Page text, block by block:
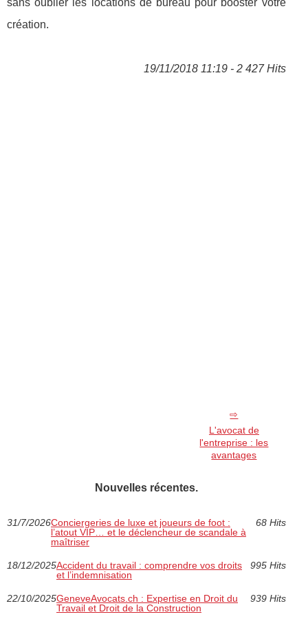
création.
19/11/2018 11:19 - 2 427 Hits
L'avocat de
l'entreprise : les
avantages
Nouvelles récentes.
31/7/2026Conciergeries de luxe et joueurs de foot :
l’atout VIP… et le déclencheur de scandale à
maîtriser
68 Hits
18/12/2025Accident du travail : comprendre vos droits
et l’indemnisation
995 Hits
22/10/2025GeneveAvocats.ch : Expertise en Droit du
Travail et Droit de la Construction
939 Hits